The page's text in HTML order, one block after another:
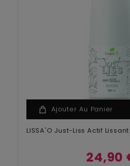
Ajouter Au Panier
LISSA'O Just-Liss Actif
24,90